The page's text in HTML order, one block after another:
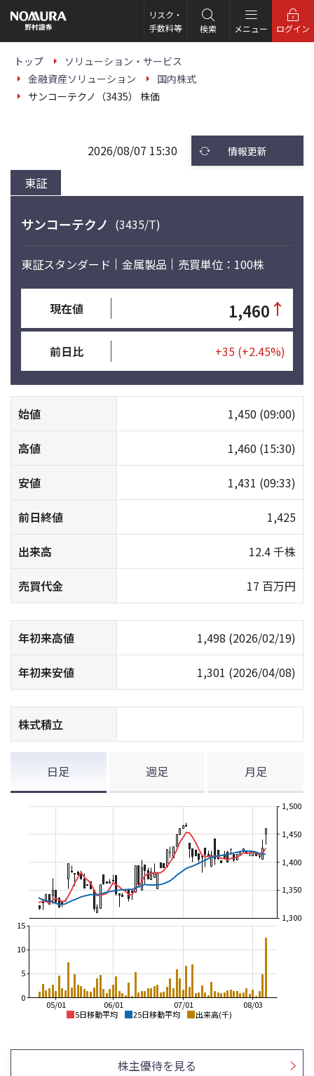
の
ー
リスク・
手数料等
検索 メニュー ログイン
トップ
ソリューション・サービス
金融資産ソリューション
国内株式
サンコーテクノ（3435） 株価
東証
2026/08/07 15:30 情報更新
サンコーテクノ (3435/T)
東証スタンダード 金属製品 売買単位：100株
現在値 1,460 ↑
前日比 +35 (+2.45%)
始値 1,450 (09:00)
高値 1,460 (15:30)
安値 1,431 (09:33)
前日終値 1,425
出来高 12.4 千株
売買代金 17 百万円
年初来高値 1,498 (2026/02/19)
年初来安値 1,301 (2026/04/08)
株式積立
日足 週足 月足
5日移動平均 25日移動平均 出来高(千)
08/03
07/01
06/01
05/01
1,300
1,350
1,400
1,450
1,500
0
5
10
15
1,400
1,400
株主優待を見る